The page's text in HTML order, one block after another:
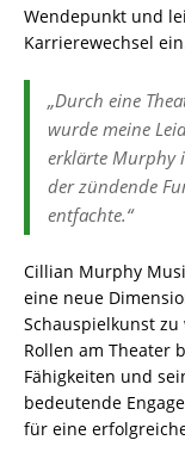
Wendepunkt und
Karrierewechsel
„Durch eine
wurde meine
erklärte Murphy
der zündende
entfachte.“
Cillian Murphy
eine neue
Schauspielkunst
Rollen am Theater
Fähigkeiten und
bedeutende
für eine